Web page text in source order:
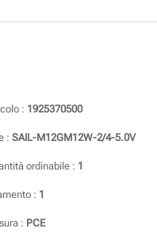
: 1925370500
: SAIL-M12GM12W-2/4-5.0V
ordinabile : 1
: 1
: PCE